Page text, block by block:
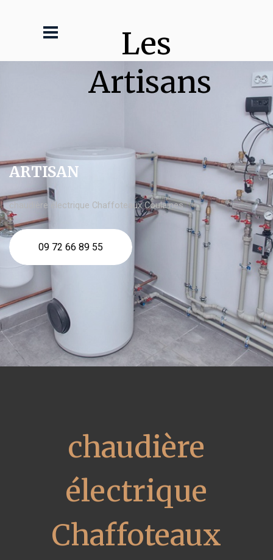
Les
Artisans
ARTISAN
chaudière électrique Chaffoteaux Coulaines
09 72 66 89 55
chaudière
électrique
Chaffoteaux